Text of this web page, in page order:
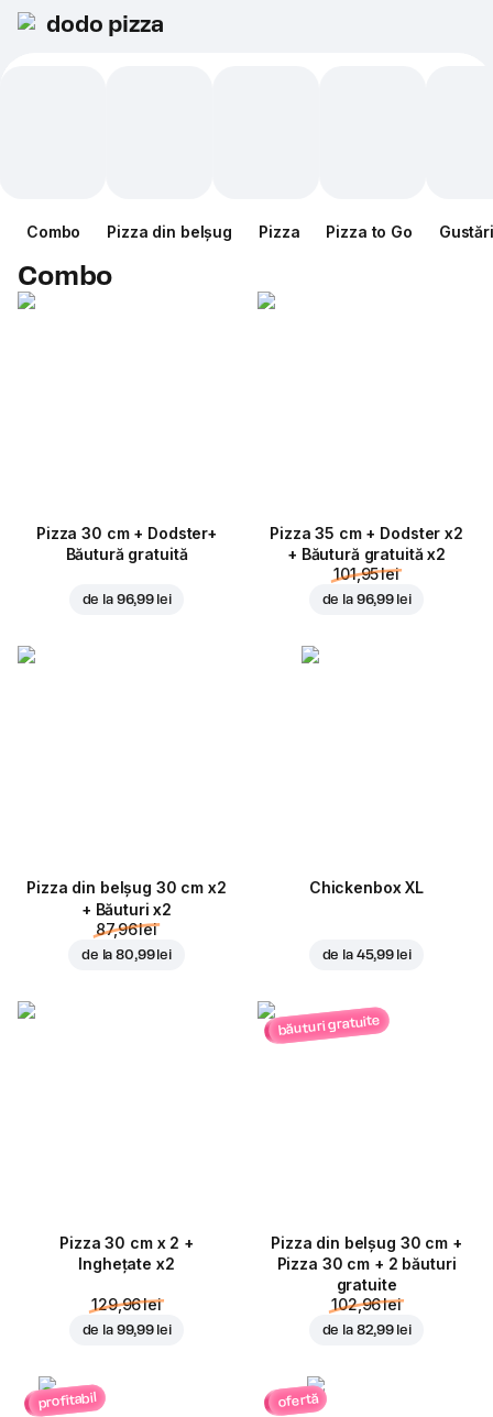
dodo pizza
Combo Pizza din belșug Pizza Pizza to Go Gustări
Combo
Pizza 30 cm + Dodster+
Băutură gratuită
de la 96,99 lei
Pizza 35 cm + Dodster x2
+ Băutură gratuită x2
101,95 lei
de la 96,99 lei
Pizza din belșug 30 cm x2
+ Băuturi x2
87,96 lei
de la80,99 lei
Chickenbox XL
de la 45,99 lei
Pizza 30 cm x 2 +
Inghețate x2
129,96 lei
de la 99,99 lei
băuturi gratuite
Pizza din belșug 30 cm +
Pizza 30 cm + 2 băuturi
gratuite
102,96 lei
de la 82,99 lei
profitabil ofertă